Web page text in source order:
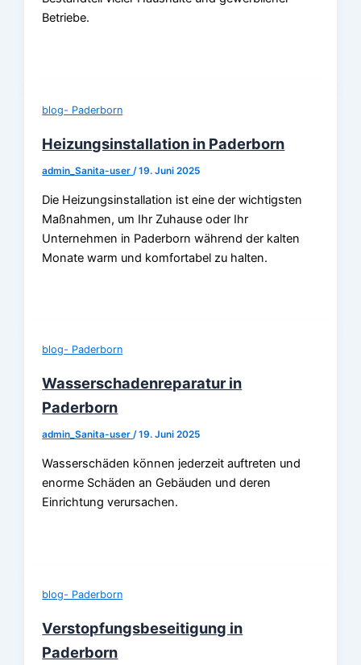
Betriebe.
blog- Paderborn
Heizungsinstallation in Paderborn
admin_Sanita-user/19. Juni 2025
Die Heizungsinstallation ist eine der wichtigsten
Maßnahmen, um Ihr Zuhause oder Ihr
Unternehmen in Paderborn während der kalten
Monate warm und komfortabel zu halten.
blog- Paderborn
Wasserschadenreparatur in
Paderborn
admin_Sanita-user/19. Juni 2025
Wasserschäden können jederzeit auftreten und
enorme Schäden an Gebäuden und deren
Einrichtung verursachen.
blog- Paderborn
Verstopfungsbeseitigung in
Paderborn